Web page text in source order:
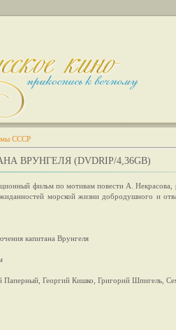
СССР
ВРУНГЕЛЯ (DVDRIP/4,36GB)
фильм по мотивам повести А. Некрасова,
морской жизни добродушного и
капитана Врунгеля
Паперный, Георгий Кишко, Григорий Шпигель,